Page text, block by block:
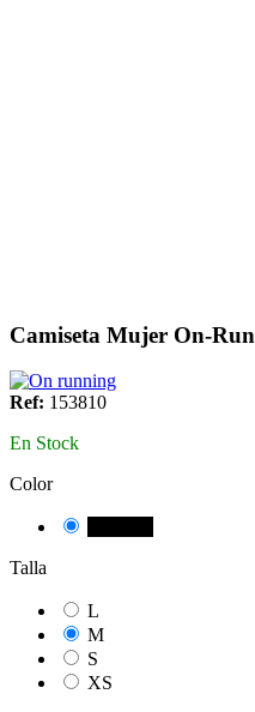
Camiseta Mujer On-
Ref: 153810
En Stock
Color
Talla
L
M
S
XS